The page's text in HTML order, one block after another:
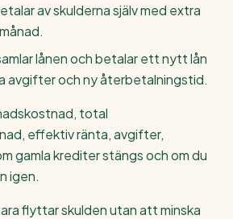
av skulderna själv med extra
lånen och betalar ett nytt lån
avgifter och ny återbetalningstid.
total
effektiv ränta, avgifter,
gamla krediter stängs och om du
igen.
flyttar skulden utan att minska